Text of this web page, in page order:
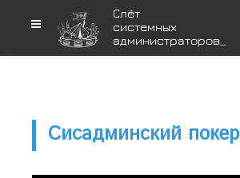
Cлёт
системных
администраторов
Сисадминский покер